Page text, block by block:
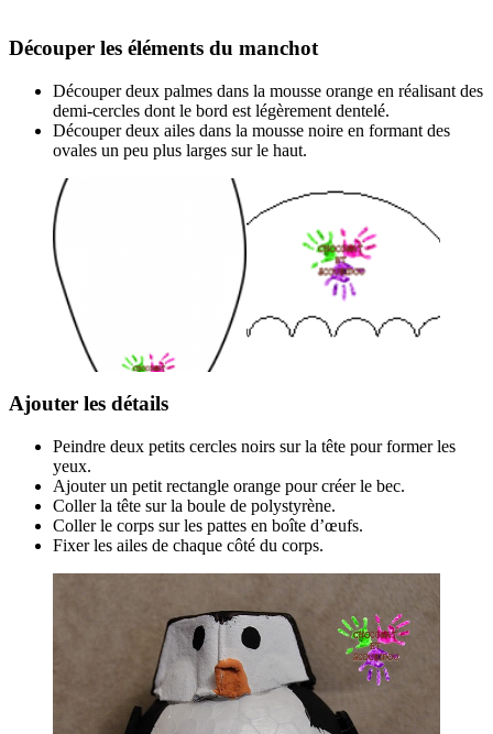
Découper les éléments du manchot
Découper deux palmes dans la mousse orange en réalisant des
demi-cercles dont le bord est légèrement dentelé.
Découper deux ailes dans la mousse noire en formant des
ovales un peu plus larges sur le haut.
Ajouter les détails
Peindre deux petits cercles noirs sur la tête pour former les
yeux.
Ajouter un petit rectangle orange pour créer le bec.
Coller la tête sur la boule de polystyrène.
Coller le corps sur les pattes en boîte d’œufs.
Fixer les ailes de chaque côté du corps.